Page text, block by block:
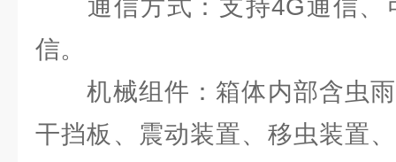
通信方式：支持4G通信、
信。
机械组件：箱体内部含虫雨
干挡板、震动装置、移虫装置